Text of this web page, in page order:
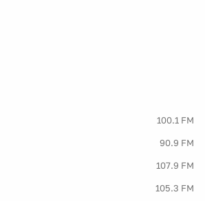
100.1 FM
90.9 FM
107.9 FM
105.3 FM